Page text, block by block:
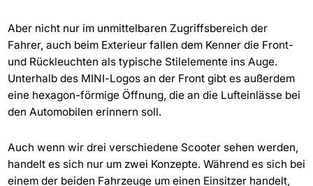
Aber nicht nur im unmittelbaren Zugriffsbereich der
Fahrer, auch beim Exterieur fallen dem Kenner die Front-
und Rückleuchten als typische Stilelemente ins Auge.
Unterhalb des MINI-Logos an der Front gibt es außerdem
eine hexagon-förmige Öffnung, die an die Lufteinlässe bei
den Automobilen erinnern soll.
Auch wenn wir drei verschiedene Scooter sehen werden,
handelt es sich nur um zwei Konzepte. Während es sich bei
einem der beiden Fahrzeuge um einen Einsitzer handelt,